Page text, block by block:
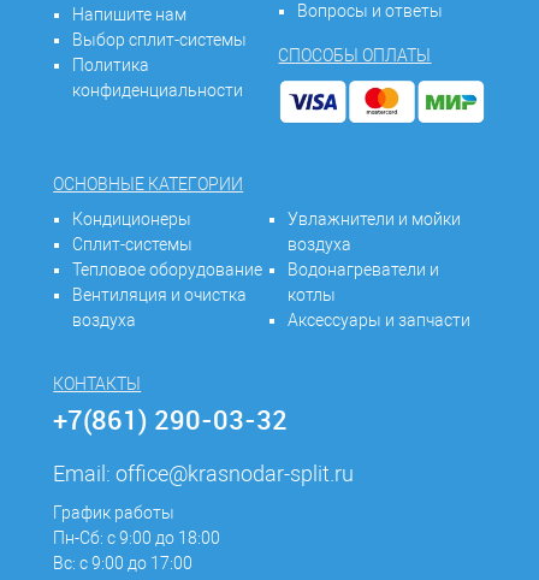
Напишите нам
Выбор сплит-системы
Политика
конфиденциальности
Вопросы и ответы
СПОСОБЫ ОПЛАТЫ
ОСНОВНЫЕ КАТЕГОРИИ
Кондиционеры
Сплит-системы
Тепловое оборудование
Вентиляция и очистка
воздуха
Увлажнители и мойки
воздуха
Водонагреватели и
котлы
Аксессуары и запчасти
КОНТАКТЫ
+7(861) 290-03-32
Email:office@krasnodar-split.ru
График работы
Пн-Сб: с 9:00 до 18:00
Вс: с 9:00 до 17:00